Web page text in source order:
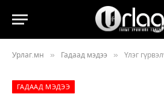
Урлаг.мн » Гадаад мэдээ » Үлэг гүрвэлүүдийн
ГАДААД МЭДЭЭ